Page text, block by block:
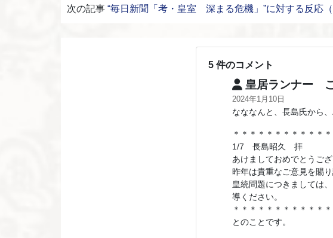
次の記事 “毎日新聞「考・皇室 深まる危機」”に対する反応（
5 件のコメント
皇居ランナー
2024年1月10日
なななんと、長島氏から
＊＊＊＊＊＊＊＊＊＊＊＊
1/7 長島昭久 拝
あけましておめでとうござ
昨年は貴重なご意見を賜
皇統問題につきましては
導ください。
＊＊＊＊＊＊＊＊＊＊＊＊
とのことです。